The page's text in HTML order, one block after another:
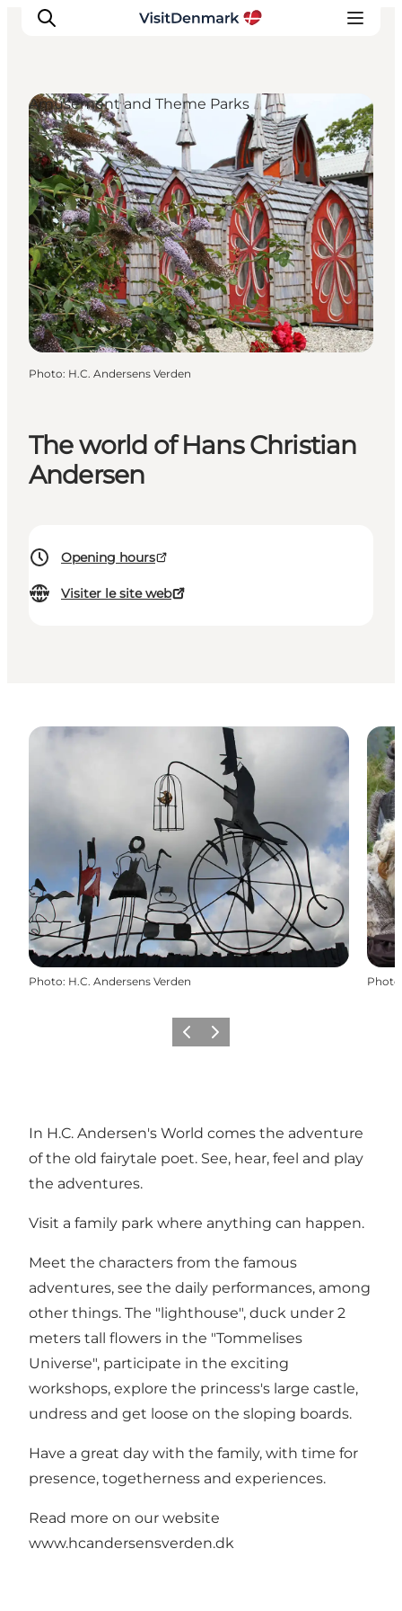
Inspirations
Destinations
Quoi faire
Hébergements
Planifiez votre voyage
The world of Hans Christian
Andersen
Opening hours
Visiter le site web
Amusement and Theme Parks
Photo: H.C. Andersens Verden
Photo: H.C. Andersens Verden Photo
PrécédentSuivant
In H.C. Andersen's World comes the adventure
of the old fairytale poet. See, hear, feel and play
the adventures.
Visit a family park where anything can happen.
Meet the characters from the famous
adventures, see the daily performances, among
other things. The "lighthouse", duck under 2
meters tall flowers in the "Tommelises
Universe", participate in the exciting
workshops, explore the princess's large castle,
undress and get loose on the sloping boards.
Have a great day with the family, with time for
presence, togetherness and experiences.
Read more on our website
www.hcandersensverden.dk